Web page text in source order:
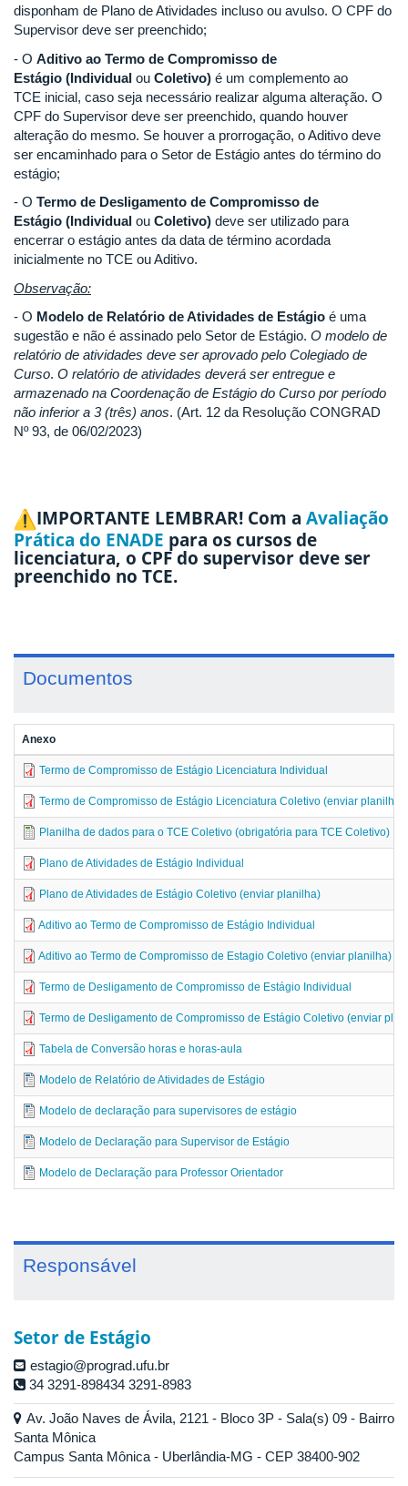
disponham de Plano de Atividades incluso ou avulso. O CPF do
Supervisor deve ser preenchido;
- O Aditivo ao Termo de Compromisso de
Estágio (Individual ou Coletivo) é um complemento ao
TCE inicial, caso seja necessário realizar alguma alteração. O
CPF do Supervisor deve ser preenchido, quando houver
alteração do mesmo. Se houver a prorrogação, o Aditivo deve
ser encaminhado para o Setor de Estágio antes do término do
estágio;
- O Termo de Desligamento de Compromisso de
Estágio (Individual ou Coletivo) deve ser utilizado para
encerrar o estágio antes da data de término acordada
inicialmente no TCE ou Aditivo.
Observação:
- O Modelo de Relatório de Atividades de Estágio é uma
sugestão e não é assinado pelo Setor de Estágio. O modelo de
relatório de atividades deve ser aprovado pelo Colegiado de
Curso. O relatório de atividades deverá ser entregue e
armazenado na Coordenação de Estágio do Curso por período
não inferior a 3 (três) anos. (Art. 12 da Resolução CONGRAD
Nº 93, de 06/02/2023)
IMPORTANTE LEMBRAR! Com a Avaliação
Prática do ENADE para os cursos de
licenciatura, o CPF do supervisor deve ser
preenchido no TCE.
Documentos
Anexo
Termo de Compromisso de Estágio Licenciatura Individual
Termo de Compromisso de Estágio Licenciatura Coletivo (enviar planilha)
Planilha de dados para o TCE Coletivo (obrigatória para TCE Coletivo)
Plano de Atividades de Estágio Individual
Plano de Atividades de Estágio Coletivo (enviar planilha)
Aditivo ao Termo de Compromisso de Estágio Individual
Aditivo ao Termo de Compromisso de Estagio Coletivo (enviar planilha)
Termo de Desligamento de Compromisso de Estágio Individual
Termo de Desligamento de Compromisso de Estágio Coletivo (enviar
Tabela de Conversão horas e horas-aula
Modelo de Relatório de Atividades de Estágio
Modelo de declaração para supervisores de estágio
Modelo de Declaração para Supervisor de Estágio
Modelo de Declaração para Professor Orientador
Responsável
Setor de Estágio
estagio@prograd.ufu.br
34 3291-898434 3291-8983
Av. João Naves de Ávila, 2121 - Bloco 3P - Sala(s) 09 - Bairro
Santa Mônica
Campus Santa Mônica - Uberlândia-MG - CEP 38400-902